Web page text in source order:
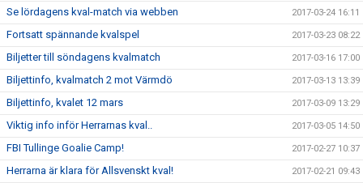
Se lördagens kval-match via webben 2017-03-24 16:11
Fortsatt spännande kvalspel 2017-03-23 08:22
Biljetter till söndagens kvalmatch 2017-03-16 17:00
Biljettinfo, kvalmatch 2 mot Värmdö 2017-03-13 13:39
Biljettinfo, kvalet 12 mars 2017-03-09 13:29
Viktig info inför Herrarnas kval.. 2017-03-05 14:50
FBI Tullinge Goalie Camp! 2017-02-27 10:37
Herrarna är klara för Allsvenskt kval! 2017-02-21 09:43